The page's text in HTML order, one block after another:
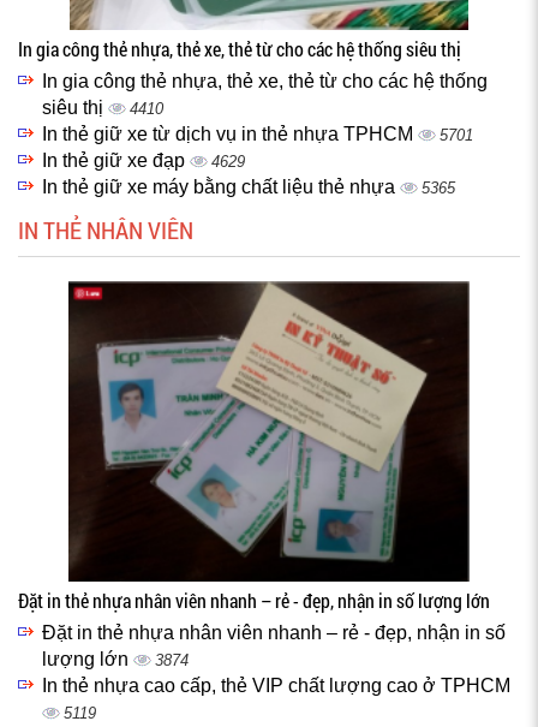
In gia công thẻ nhựa, thẻ xe, thẻ từ cho các hệ thống siêu thị
In gia công thẻ nhựa, thẻ xe, thẻ từ cho các hệ thống
siêu thị
4410
In thẻ giữ xe từ dịch vụ in thẻ nhựa TPHCM 5701
In thẻ giữ xe đạp 4629
In thẻ giữ xe máy bằng chất liệu thẻ nhựa 5365
IN THẺ NHÂN VIÊN
Đặt in thẻ nhựa nhân viên nhanh – rẻ - đẹp, nhận in số lượng lớn
Đặt in thẻ nhựa nhân viên nhanh – rẻ - đẹp, nhận in số
lượng lớn
3874
In thẻ nhựa cao cấp, thẻ VIP chất lượng cao ở TPHCM
5119